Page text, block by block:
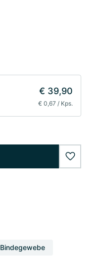
€ 39,90
€ 0,67 / Kps.
Bindegewebe